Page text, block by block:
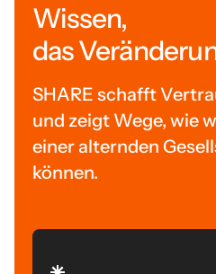
Wissen,
das
SHARE schafft
und zeigt Wege, wie
einer alternden
können.